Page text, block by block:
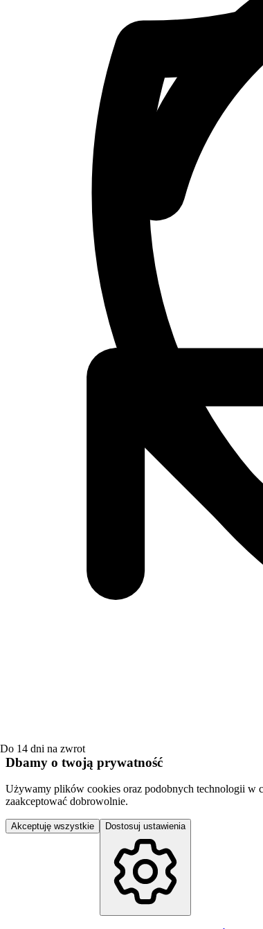
Do 14 dni na zwrot
Dbamy o twoją prywatność
Używamy plików cookies oraz podobnych technologii w
zaakceptować dobrowolnie.
Akceptuję wszystkie Dostosuj ustawienia